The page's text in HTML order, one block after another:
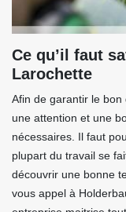
Ce qu’il faut
Larochette
Afin de garantir le
une attention et une
nécessaires. Il faut
plupart du travail se
découvrir une bonne
vous appel à